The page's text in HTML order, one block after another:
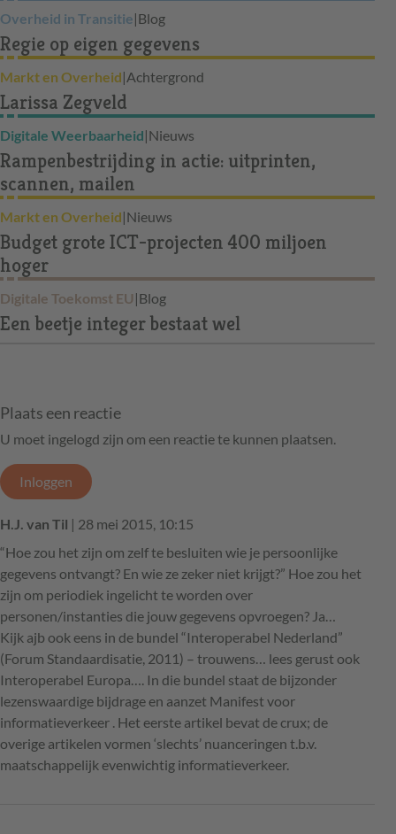
Overheid in Transitie|Blog
Regie op eigen gegevens
Markt en Overheid|Achtergrond
Larissa Zegveld
Digitale Weerbaarheid|Nieuws
Rampenbestrijding in actie: uitprinten,
scannen, mailen
Markt en Overheid|Nieuws
Budget grote ICT-projecten 400 miljoen
hoger
Digitale Toekomst EU |Blog
Een beetje integer bestaat wel
Plaats een reactie
U moet ingelogd zijn om een reactie te kunnen plaatsen.
Inloggen
H.J. van Til | 28 mei 2015, 10:15
“Hoe zou het zijn om zelf te besluiten wie je persoonlijke
gegevens ontvangt? En wie ze zeker niet krijgt?” Hoe zou het
zijn om periodiek ingelicht te worden over
personen/instanties die jouw gegevens opvroegen? Ja…
Kijk ajb ook eens in de bundel “Interoperabel Nederland”
(Forum Standaardisatie, 2011) – trouwens… lees gerust ook
Interoperabel Europa…. In die bundel staat de bijzonder
lezenswaardige bijdrage en aanzet Manifest voor
informatieverkeer . Het eerste artikel bevat de crux; de
overige artikelen vormen ‘slechts’ nuanceringen t.b.v.
maatschappelijk evenwichtig informatieverkeer.